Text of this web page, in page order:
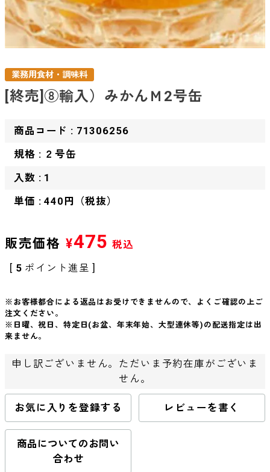
業務用食材・調味料
[終売]⑧輸入）みかんＭ2号缶
商品コード : 71306256
規格 : ２号缶
入数 : 1
単価 : 440円（税抜）
販売価格 ¥475 税込
[ 5 ポイント進呈 ]
※お客様都合による返品はお受けできませんので、よくご確認の上ご
注文ください。
※日曜、祝日、特定日(お盆、年末年始、大型連休等)の配送指定は出
来ません。
申し訳ございません。ただいま予約在庫がございま
せん。
お気に入りを登録する レビューを書く
商品についてのお問い
合わせ